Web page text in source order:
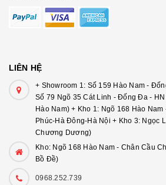
LIÊN HỆ
+ Showroom 1: Số 159 Hào Nam -
Số 79 Ngõ 35 Cát Linh - Đống Đa -
Hào Nam) + Kho 1: Ngõ 168 Hào
Phúc-Hà Đông-Hà Nội + Kho 3: Ngọc
Chương Dương)
Kho: Ngõ 168 Hào Nam - Chân Cầu
Bồ Đề)
0968.252.739